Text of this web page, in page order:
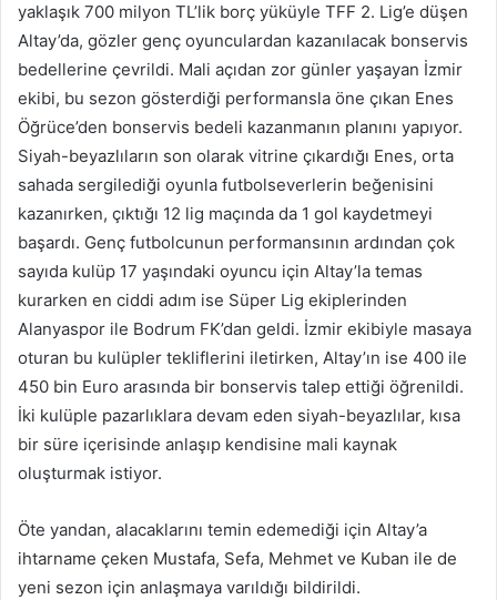
yaklaşık 700 milyon TL’lik borç yüküyle TFF 2. Lig’e düşen
Altay’da, gözler genç oyunculardan kazanılacak bonservis
bedellerine çevrildi. Mali açıdan zor günler yaşayan İzmir
ekibi, bu sezon gösterdiği performansla öne çıkan Enes
Öğrüce’den bonservis bedeli kazanmanın planını yapıyor.
Siyah-beyazlıların son olarak vitrine çıkardığı Enes, orta
sahada sergilediği oyunla futbolseverlerin beğenisini
kazanırken, çıktığı 12 lig maçında da 1 gol kaydetmeyi
başardı. Genç futbolcunun performansının ardından çok
sayıda kulüp 17 yaşındaki oyuncu için Altay’la temas
kurarken en ciddi adım ise Süper Lig ekiplerinden
Alanyaspor ile Bodrum FK’dan geldi. İzmir ekibiyle masaya
oturan bu kulüpler tekliflerini iletirken, Altay’ın ise 400 ile
450 bin Euro arasında bir bonservis talep ettiği öğrenildi.
İki kulüple pazarlıklara devam eden siyah-beyazlılar, kısa
bir süre içerisinde anlaşıp kendisine mali kaynak
oluşturmak istiyor.
Öte yandan, alacaklarını temin edemediği için Altay’a
ihtarname çeken Mustafa, Sefa, Mehmet ve Kuban ile de
yeni sezon için anlaşmaya varıldığı bildirildi.